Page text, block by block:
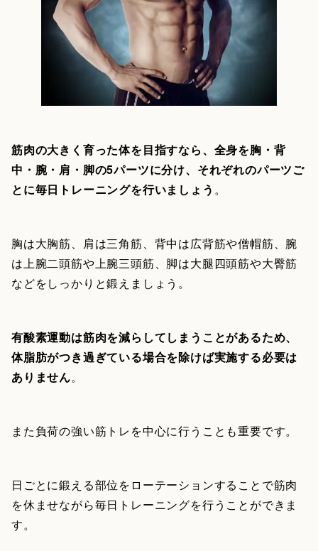
筋肉の大きく育った体を目指すなら、全身を胸・背
中・腕・肩・脚の5パーツに分け、それぞれのパーツご
とに毎日トレーニングを行いましょう 。
胸は大胸筋、肩は三角筋、背中は広背筋や僧帽筋、腕
は上腕二頭筋や上腕三頭筋、脚は大腿四頭筋や大臀筋
などをしっかりと鍛えましょう。
有酸素運動は筋肉を減らしてしまうことがあるため、
体脂肪がつき過ぎている場合を除けば実施する必要は
ありません。
また負荷の強い筋トレを中心に行うことも重要です。
日ごとに鍛える部位をローテーションすることで筋肉
を休ませながら毎日トレーニングを行うことができま
す。